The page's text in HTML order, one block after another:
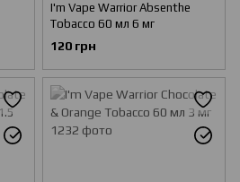
I'm Vape Warrior Absenthe
Tobacco 60 мл 6 мг
120 грн